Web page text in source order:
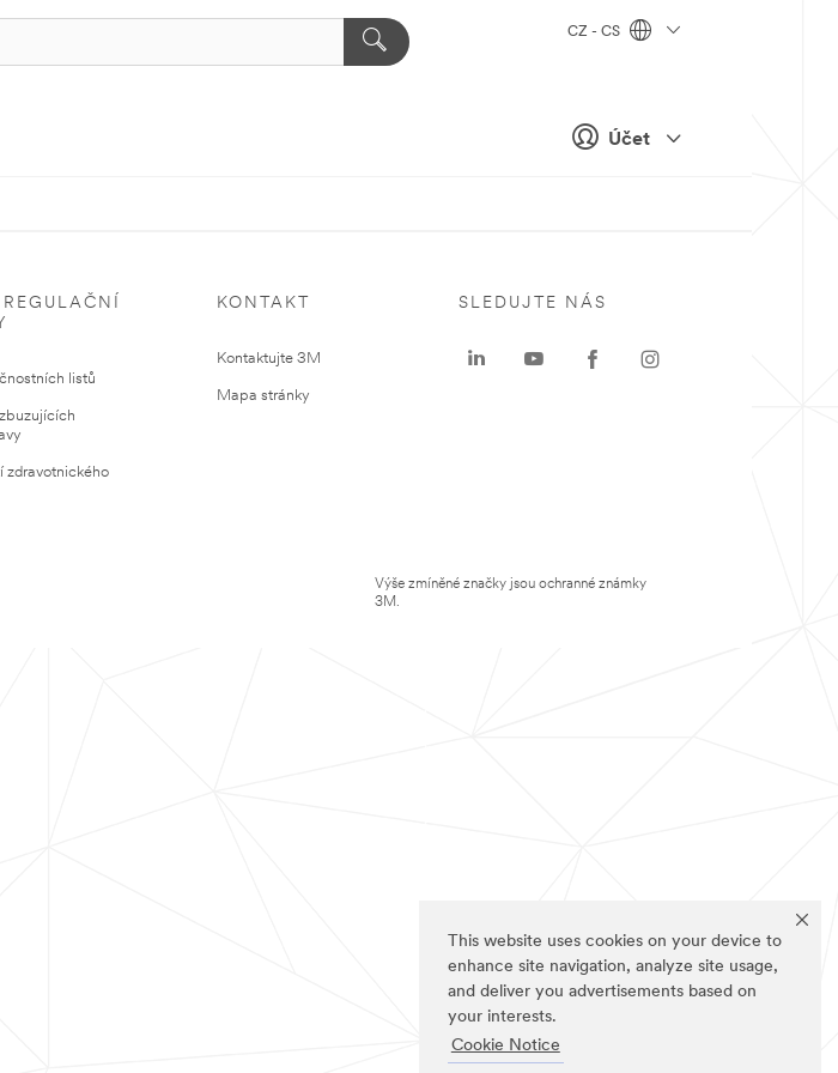
This website uses cookies on your device to
enhance site navigation, analyze site usage,
and deliver you advertisements based on
your interests.
Cookie Notice
Účet
CZ - CS
listů
zdravotnického
KONTAKT
Kontaktujte 3M
Mapa stránky
SLEDUJTE NÁS
Výše zmíněné značky jsou ochranné známky
3M.